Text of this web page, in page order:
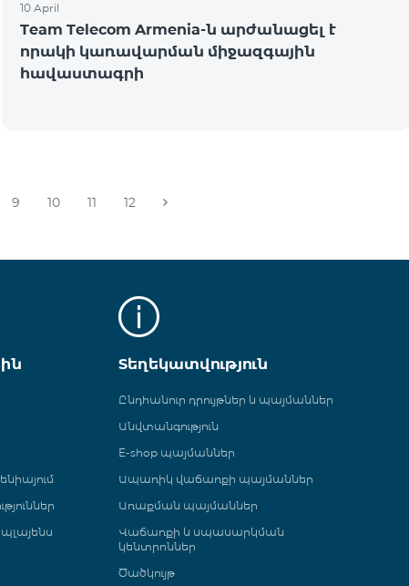
10 April
Team Telecom Armenia-ն արժանացել է
որակի կառավարման միջազգային
հավաստագրի
9 10 11 12
Տեղեկատվություն
Ընդհանուր դրույթներ և պայմաններ
Անվտանգություն
E-shop պայմաններ
Ապառիկ վաճառքի պայմաններ
Առաքման պայմաններ
Վաճառքի և սպասարկման
կենտրոններ
Ծածկույթ